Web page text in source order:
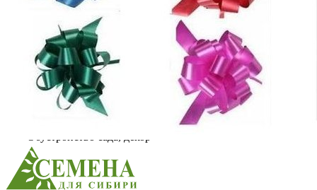
Горшки, рассадники, аксессуары
Посадочный материал
Садовый инструмент, инвентарь
Консервирование
Средства защиты, удобрения, добавки, химия
Обустройство сада, декор